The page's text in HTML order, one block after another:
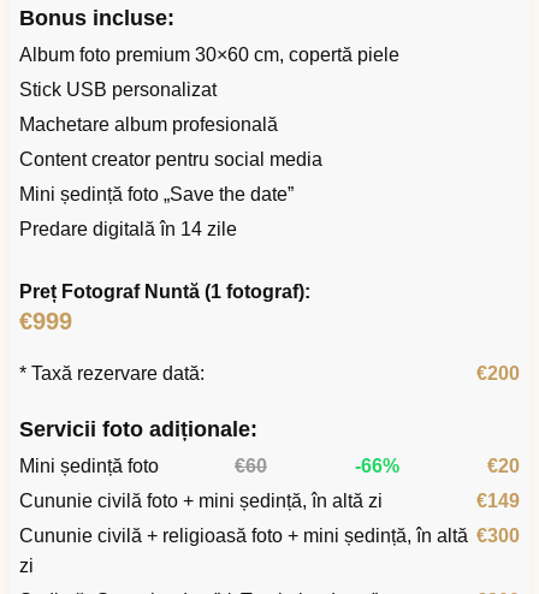
Bonus incluse:
Album foto premium 30×60 cm, copertă piele
Stick USB personalizat
Machetare album profesională
Content creator pentru social media
Mini ședință foto „Save the date”
Predare digitală în 14 zile
Preț Fotograf Nuntă (1 fotograf):
€999
* Taxă rezervare dată: €200
Servicii foto adiționale:
Mini ședință foto €60 -66%
€20
Cununie civilă foto + mini ședință, în altă zi
€149
Cununie civilă + religioasă foto + mini ședință, în altă
zi
€300